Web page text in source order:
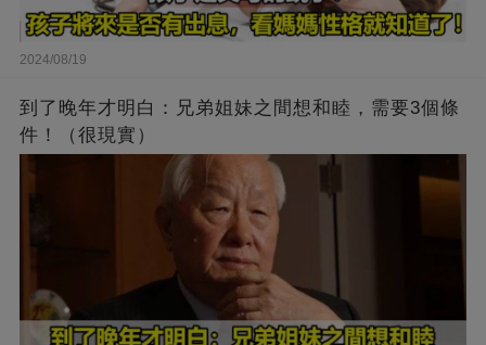
2024/08/19
到了晚年才明白：兄弟姐妹之間想和睦，需要3個條
件！（很現實）